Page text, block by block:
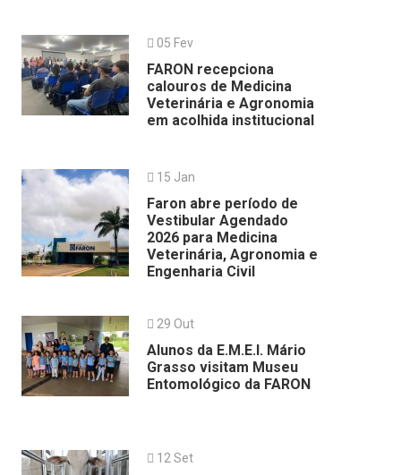
05 Fev
FARON recepciona
calouros de Medicina
Veterinária e Agronomia
em acolhida institucional
15 Jan
Faron abre período de
Vestibular Agendado
2026 para Medicina
Veterinária, Agronomia e
Engenharia Civil
29 Out
Alunos da E.M.E.I. Mário
Grasso visitam Museu
Entomológico da FARON
12 Set